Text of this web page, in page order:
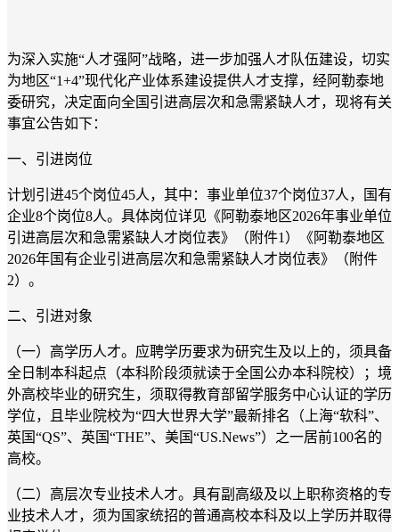
为深入实施“人才强阿”战略，进一步加强人才队伍建设，切实
为地区“1+4”现代化产业体系建设提供人才支撑，经阿勒泰地
委研究，决定面向全国引进高层次和急需紧缺人才，现将有关
事宜公告如下：
一、引进岗位
计划引进45个岗位45人，其中：事业单位37个岗位37人，国有
企业8个岗位8人。具体岗位详见《阿勒泰地区2026年事业单位
引进高层次和急需紧缺人才岗位表》（附件1 ）《阿勒泰地区
2026年国有企业引进高层次和急需紧缺人才岗位表》（附件
2）。
二、引进对象
（一）高学历人才。 应聘学历要求为研究生及以上的，须具备
全日制本科起点（本科阶段须就读于全国公办本科院校）；境
外高校毕业的研究生，须取得教育部留学服务中心认证的学历
学位，且毕业院校为“四大世界大学”最新排名（上海“软科”、
英国“QS”、英国“THE”、美国“US.News”）之一居前100名的
高校。
（二）高层次专业技术人才。 具有副高级及以上职称资格的专
业技术人才，须为国家统招的普通高校本科及以上学历并取得